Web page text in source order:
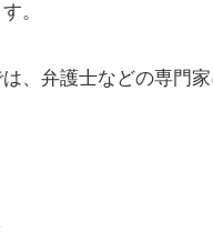
。
、弁護士などの専門